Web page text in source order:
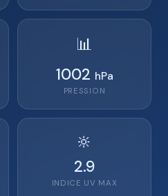
📊
1002 hPa
PRESSION
🔆
2.9
INDICE UV MAX